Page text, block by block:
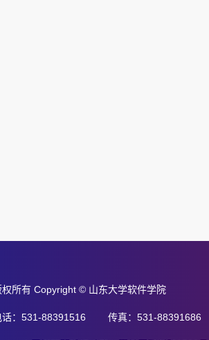
权所有 Copyright © 山东大学软件学院
话：531-88391516 传真：531-88391686